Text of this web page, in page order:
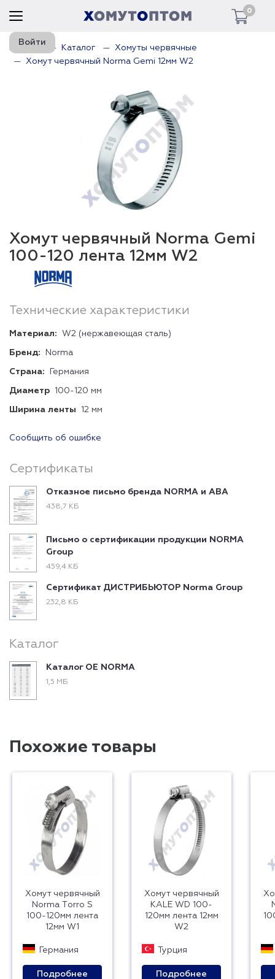
0
Войти
Главная Каталог
Хомуты червячные
Хомут червячный Norma Gemi 12мм W2
Хомут червячный Norma Gemi
100-120 лента 12мм W2
Технические характеристики
Материал: W2 (нержавеющая сталь)
Бренд: Norma
Страна: Германия
Диаметр 100-120 мм
Ширина ленты 12 мм
Сообщить об ошибке
Сертификаты
Отказное письмо бренда NORMA и ABA
438,7 КБ
Письмо о сертификации продукции NORMA
Group
459,4 КБ
Сертификат ДИСТРИБЬЮТОР Norma Group
232,8 КБ
Каталог
Каталог ОЕ NORMA
1,5 МБ
Похожие товары
Хомут червячный
Norma Тorro S
100-120мм лента
12мм W1
Германия
Подробнее
Хомут червячный
KALE WD 100-
120мм лента 12мм
W2
Турция
Подробнее